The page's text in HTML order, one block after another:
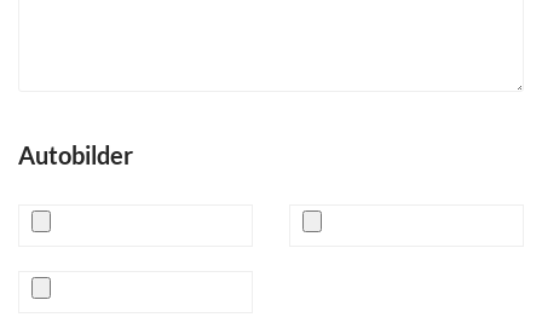
Autobilder